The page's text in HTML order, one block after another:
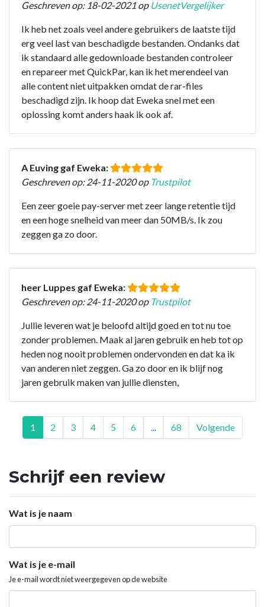
Geschreven op: 18-02-2021 op UsenetVergelijker
Ik heb net zoals veel andere gebruikers de laatste tijd
erg veel last van beschadigde bestanden. Ondanks dat
ik standaard alle gedownloade bestanden controleer
en repareer met QuickPar, kan ik het merendeel van
alle content niet uitpakken omdat de rar-files
beschadigd zijn. Ik hoop dat Eweka snel met een
oplossing komt anders haak ik ook af.
A Euving gaf Eweka:
Geschreven op: 24-11-2020 op Trustpilot
Een zeer goeie pay-server met zeer lange retentie tijd
en een hoge snelheid van meer dan 50MB/s. Ik zou
zeggen ga zo door.
heer Luppes gaf Eweka:
Geschreven op: 24-11-2020 op Trustpilot
Jullie leveren wat je beloofd altijd goed en tot nu toe
zonder problemen. Maak al jaren gebruik en heb tot op
heden nog nooit problemen ondervonden en dat ka ik
van anderen niet zeggen. Ga zo door en ik blijf nog
jaren gebruik maken van jullie diensten,
1 2 3 4 5 6 68 Volgende
Schrijf een review
Wat is je naam
Wat is je e-mail
Je e-mail wordt niet weergegeven op de website